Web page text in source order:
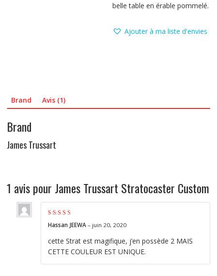
belle table en érable pommelé.
Ajouter à ma liste d'envies
Brand Avis (1)
Brand
James Trussart
1 avis pour James Trussart Stratocaster Custom
Note sur 5
Hassan JEEWA – juin 20, 2020
cette Strat est magifique, j’en possède 2 MAIS
CETTE COULEUR EST UNIQUE.